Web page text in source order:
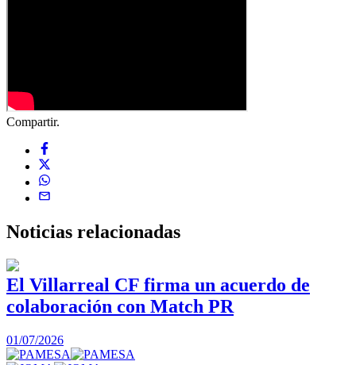
Compartir.
Noticias relacionadas
El Villarreal CF firma un acuerdo de
colaboración con Match PR
01/07/2026